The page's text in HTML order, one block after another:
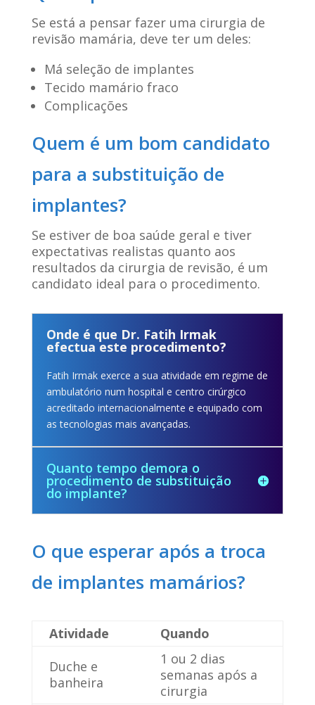
Se está a pensar fazer uma cirurgia de
revisão mamária, deve ter um deles:
Má seleção de implantes
Tecido mamário fraco
Complicações
Quem é um bom candidato
para a substituição de
implantes?
Se estiver de boa saúde geral e tiver
expectativas realistas quanto aos
resultados da cirurgia de revisão, é um
candidato ideal para o procedimento.
Onde é que Dr. Fatih Irmak
efectua este procedimento?
Fatih Irmak exerce a sua atividade em regime de
ambulatório num hospital e centro cirúrgico
acreditado internacionalmente e equipado com
as tecnologias mais avançadas.
Quanto tempo demora o
procedimento de substituição
do implante?
O que esperar após a troca
de implantes mamários?
Atividade
Quando
Duche e
banheira
1 ou 2 dias
semanas após a
cirurgia